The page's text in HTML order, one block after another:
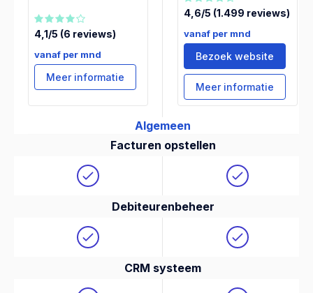
4,1/5 (6 reviews)
vanaf per mnd
Meer informatie
4,6/5 (1.499 reviews)
vanaf per mnd
Bezoek website
Meer informatie
Algemeen
Facturen opstellen
Debiteurenbeheer
CRM systeem